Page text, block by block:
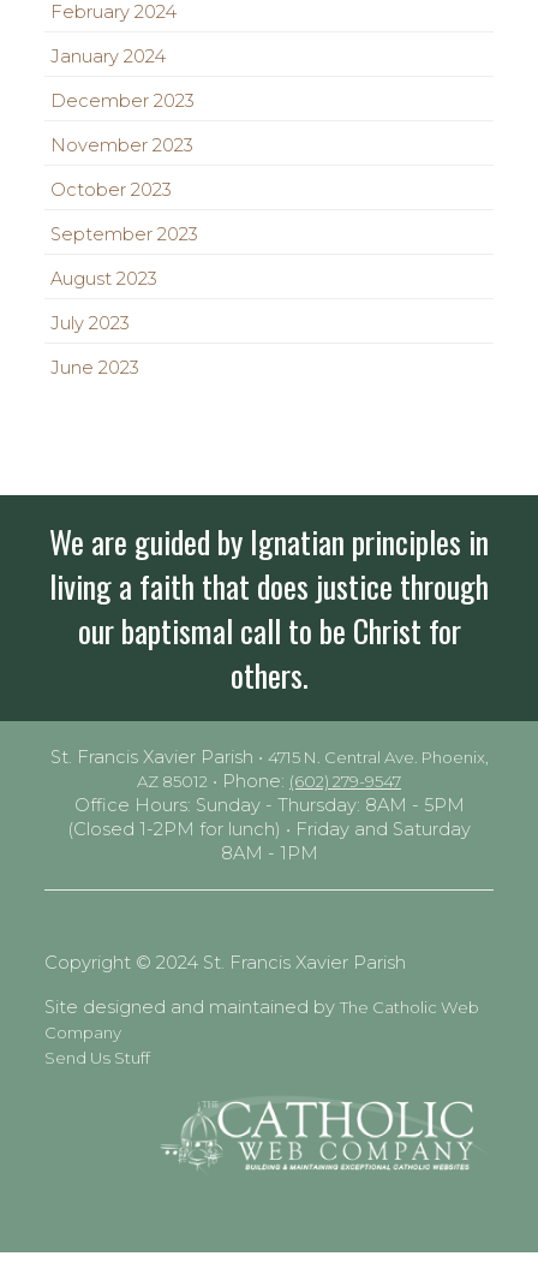
February 2024
January 2024
December 2023
November 2023
October 2023
September 2023
August 2023
July 2023
June 2023
We are guided by Ignatian principles in
living a faith that does justice through
our baptismal call to be Christ for
others.
St. Francis Xavier Parish • 4715 N. Central Ave. Phoenix,
AZ 85012 • Phone: (602) 279-9547
Office Hours: Sunday - Thursday: 8AM - 5PM
(Closed 1-2PM for lunch) • Friday and Saturday
8AM - 1PM
Copyright © 2024 St. Francis Xavier Parish
Site designed and maintained byThe Catholic Web
Company
Send Us Stuff